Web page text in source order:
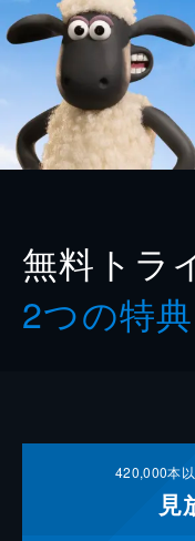
無料トラ
2つの特典
420,000本
見